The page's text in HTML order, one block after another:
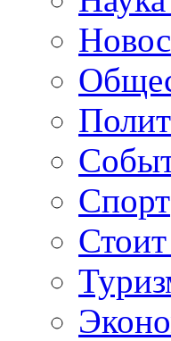
Спорт